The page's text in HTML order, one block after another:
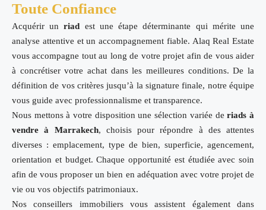
Toute Confiance
Acquérir unriad est une étape déterminante qui mérite une
analyse attentive et un accompagnement fiable. Alaq Real Estate
vous accompagne tout au long de votre projet afin de vous aider
à concrétiser votre achat dans les meilleures conditions. De la
définition de vos critères jusqu’à la signature finale, notre équipe
vous guide avec professionnalisme et transparence.
Nous mettons à votre disposition une sélection variée deriads à
vendre à Marrakech, choisis pour répondre à des attentes
diverses : emplacement, type de bien, superficie, agencement,
orientation et budget. Chaque opportunité est étudiée avec soin
afin de vous proposer un bien en adéquation avec votre projet de
vie ou vos objectifs patrimoniaux.
Nos conseillers immobiliers vous assistent également dans